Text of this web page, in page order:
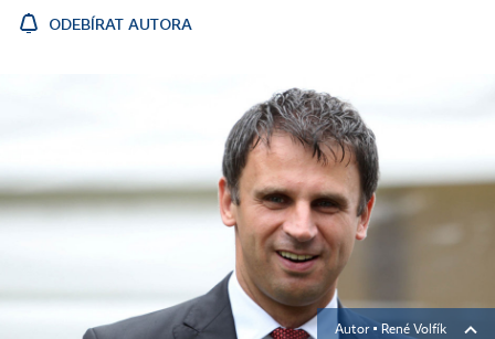
ODEBÍRAT AUTORA
Autor ▪ René Volfík